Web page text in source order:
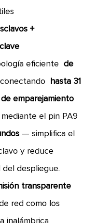
+
eficientede
hasta 31
emparejamiento
el pin PA9
— simplifica el
y reduce
despliegue.
transparente
red como los
inalámbrica